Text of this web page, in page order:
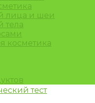
лица и шеи
тела
косметика
тест